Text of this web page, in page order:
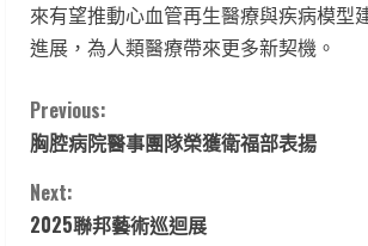
來有望推動心血管再生醫療與疾病模型
進展，為人類醫療帶來更多新契機。
C
o
n
Previous:
胸腔病院醫事團隊榮獲衛福部表揚
Next:
2025聯邦藝術巡迴展